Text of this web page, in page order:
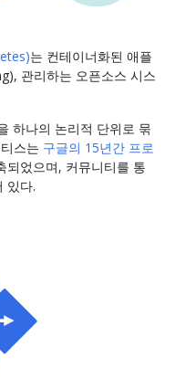
는 컨테이너화된 애플
관리하는 오픈소스 시스
하나의 논리적 단위로 묶
스는 구글의 15년간 프로
되었으며, 커뮤니티를 통
있다.